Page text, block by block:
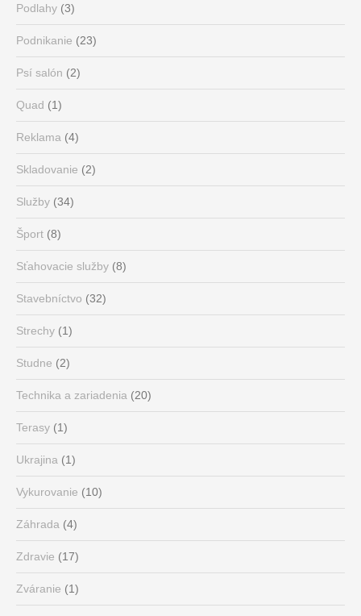
Podlahy (3)
Podnikanie (23)
Psí salón (2)
Quad (1)
Reklama (4)
Skladovanie (2)
Služby (34)
Šport (8)
Sťahovacie služby (8)
Stavebníctvo (32)
Strechy (1)
Studne (2)
Technika a zariadenia (20)
Terasy (1)
Ukrajina (1)
Vykurovanie (10)
Záhrada (4)
Zdravie (17)
Zváranie (1)